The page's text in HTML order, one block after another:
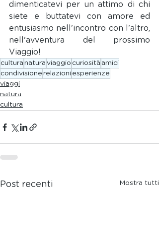
dimenticatevi per un attimo di chi
siete e buttatevi con amore ed
entusiasmo nell'incontro con l'altro,
nell'avventura del prossimo
Viaggio!
cultura natura viaggio curiosità amici
condivisione relazioni esperienze
viaggi
natura
cultura
Post recenti Mostra tutti